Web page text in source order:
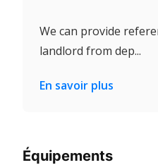
We can provide
landlord from dep...
En savoir plus
Équipements